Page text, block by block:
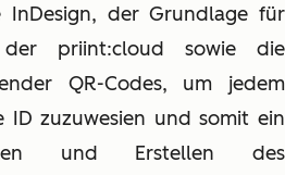
InDesign, der Grundlage für
priint:cloud sowie die
QR-Codes, um jedem
ID zuzuwesien und somit ein
und Erstellen des